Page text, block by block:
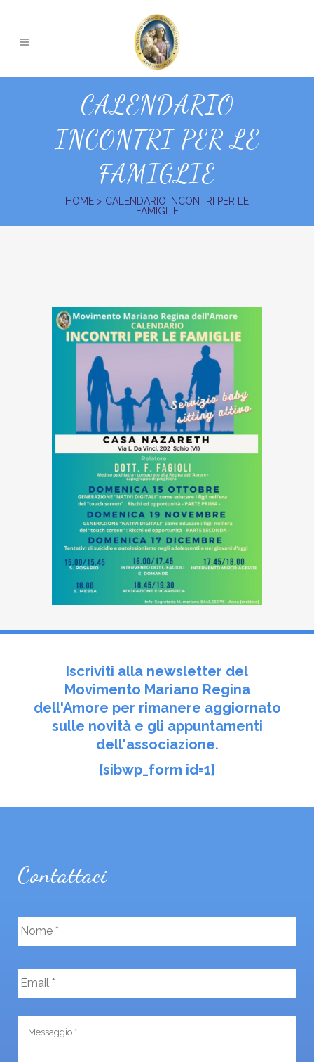
CALENDARIO
INCONTRI PER LE
FAMIGLIE
HOME > CALENDARIO INCONTRI PER LE
FAMIGLIE
Iscriviti alla newsletter del
Movimento Mariano Regina
dell'Amore per rimanere aggiornato
sulle novità e gli appuntamenti
dell'associazione.
[sibwp_form id=1]
Contattaci
N
o
m
*
E
m
a
M